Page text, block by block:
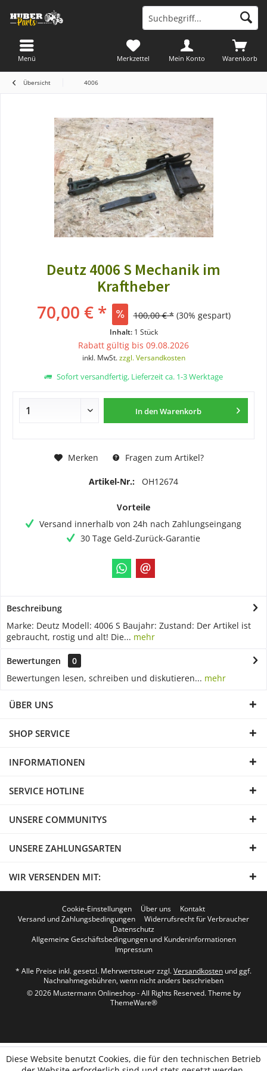
Warenkorb
Merkzettel Mein Konto
Menü
Übersicht 4006
Deutz 4006 S Mechanik im
Kraftheber
70,00 € * 100,00 € * (30% gespart)
Inhalt: 1 Stück
Rabatt gültig bis 09.08.2026
inkl. MwSt.zzgl. Versandkosten
Sofort versandfertig, Lieferzeit ca. 1-3 Werktage
In denWarenkorb
Merken Fragen zum Artikel?
Artikel-Nr.: OH12674
Vorteile
Versand innerhalb von 24h nach Zahlungseingang
30 Tage Geld-Zurück-Garantie
Beschreibung
Marke: Deutz Modell: 4006 S Baujahr: Zustand: Der Artikel ist
gebraucht, rostig und alt! Die... mehr
Bewertungen
0
Bewertungen lesen, schreiben und diskutieren... mehr
ÜBER UNS
SHOP SERVICE
INFORMATIONEN
SERVICE HOTLINE
UNSERE COMMUNITYS
UNSERE ZAHLUNGSARTEN
WIR VERSENDEN MIT:
Cookie-Einstellungen Über uns
Kontakt
Versand und Zahlungsbedingungen
Widerrufsrecht für Verbraucher
Datenschutz
Allgemeine Geschäftsbedingungen und Kundeninformationen
Impressum
* Alle Preise inkl. gesetzl. Mehrwertsteuer zzgl.Versandkosten und ggf.
Nachnahmegebühren, wenn nicht anders beschrieben
© 2026 Mustermann Onlineshop - All Rights Reserved. Theme by
ThemeWare®
Diese Website benutzt Cookies, die für den technischen Betrieb